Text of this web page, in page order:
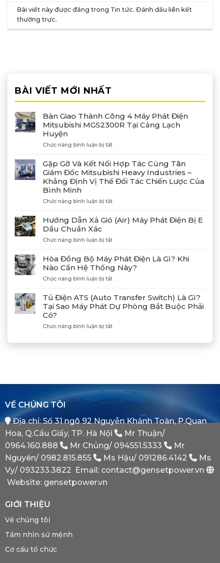
Bài viết này được đăng trong Tin tức. Đánh dấu liên kết
thường trực.
BÀI VIẾT MỚI NHẤT
Bàn Giao Thành Công 4 Máy Phát Điện
Mitsubishi MGS2300R Tại Cảng Lạch
Huyện
Chức năng bình luận bị tắtở
Giao
Thành
Công
4
Phát
MGS2300R
Cảng
Gặp Gỡ Và Kết Nối Hợp Tác Cùng Tân
Giám Đốc Mitsubishi Heavy Industries –
Khẳng Định Vị Thế Đối Tác Chiến Lược Của
Bình Minh
Chức năng bình luận bị tắtở
Gỡ
Và
Nối
Tác
Cùng
Tân
Giám
Mitsubishi
Heavy
Industries
Khẳng
Vị
Của
Bình
Minh
Hướng Dẫn Xả Gió (Air) Máy Phát Điện Bị E
Dầu Chuẩn Xác
Chức năng bình luận bị tắtở
Dẫn
Xả
Gió
(Air)
Phát
Bị
Dầu
Xác
Hòa Đồng Bộ Máy Phát Điện Là Gì? Khi
Nào Cần Hệ Thống Này?
Chức năng bình luận bị tắtở
Đồng
Bộ
Máy
Điện
Tủ Điện ATS (Auto Transfer Switch) Là Gì?
Tại Sao Máy Phát Dự Phòng Bắt Buộc Phải
Có?
Chức năng bình luận bị tắtở
Điện
Sao
Phát
Dự
Phòng
Bắt
Phải
Có?
VỀ CHÚNG TÔI
Địa chỉ: Số 31 ngõ 92 Nguyễn Khánh Toàn, P.Quan
Hoa, Q.Cầu Giấy, TP. Hà Nội
Mr Thuận/
0964.160.888
Mr Chủng/ 094551.5333
Mr
Nguyên/ 0982.815.855 Ms Hậu/ 091286.4142
Ms
Vy/ 093233.3822 Email: contact@gensetpower.vn
Website: gensetpower.vn
GIỚI THIỆU
Về chúng tôi
Tầm nhìn sứ mệnh
Cơ cấu tổ chức